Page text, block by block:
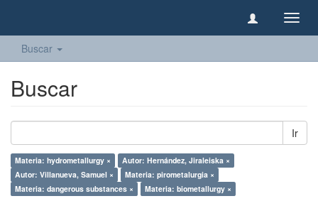
Buscar
Buscar
Ir
Materia: hydrometallurgy ×
Autor: Hernández, Jiraleiska ×
Autor: Villanueva, Samuel ×
Materia: pirometalurgia ×
Materia: dangerous substances ×
Materia: biometallurgy ×